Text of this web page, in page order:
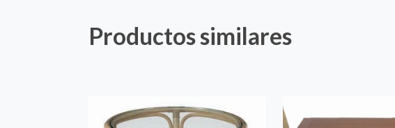
Productos similares